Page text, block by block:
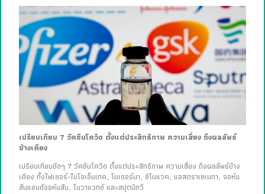
เปรียบเทียบ 7 วัคซีนโควิด ตั้งแต่ประสิทธิภาพ ความเสี่ยง ถึงผลลัพธ์
ข้างเคียง
เปรียบเทียบชัดๆ 7 วัคซีนโควิด ตั้งแต่ประสิทธิภาพ ความเสี่ยง ถึงผลลัพธ์ข้าง
เคียง ทั้งไฟเซอร์-ไบโอเอ็นเทค, โมเดอร์นา, ซิโนแวค, แอสตราเซเนกา, จอห์น
สันแอนด์จอห์นสัน, โนวาแวกซ์ และสปุตนิกวี